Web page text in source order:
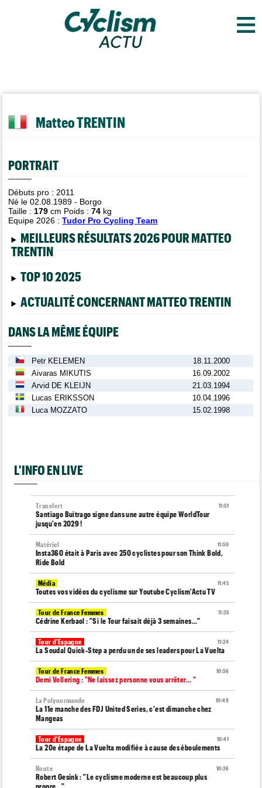
≡
Matteo TRENTIN
PORTRAIT
Débuts pro : 2011
Né le 02.08.1989 - Borgo
Taille : 179 cm Poids :74 kg
Equipe 2026 :Tudor Pro Cycling Team
MEILLEURS RÉSULTATS 2026 POUR MATTEO
TRENTIN
TOP 10 2025
ACTUALITÉ CONCERNANT MATTEO TRENTIN
DANS LA MÊME ÉQUIPE
Petr KELEMEN
18.11.2000
Aivaras MIKUTIS
16.09.2002
Arvid DE KLEIJN
21.03.1994
Lucas ERIKSSON
10.04.1996
Luca MOZZATO
15.02.1998
L'INFO EN LIVE
11:51
Transfert
Santiago Buitrago signe dans une autre équipe WorldTour
jusqu'en 2029 !
11:50
Matériel
Insta360 était à Paris avec 250 cyclistes pour son Think Bold,
Ride Bold
11:45
Média
Toutes vos vidéos du cyclisme sur Youtube Cyclism'Actu TV
11:35
Tour de France Femmes
Cédrine Kerbaol : "Si le Tour faisait déjà 3 semaines..."
11:24
Tour d'Espagne
La Soudal Quick-Step a perdu un de ses leaders pour La Vuelta
10:56
Tour de France Femmes
Demi Vollering : "Ne laissez personne vous arrêter... "
10:49
La Polynormande
La 11e manche des FDJ United Series, c'est dimanche chez
Mangeas
10:41
Tour d'Espagne
La 20e étape de La Vuelta modifiée à cause des éboulements
10:26
Route
Robert Gesink : "Le cyclisme moderne est beaucoup plus